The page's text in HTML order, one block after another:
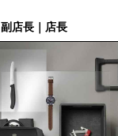
店長｜店長